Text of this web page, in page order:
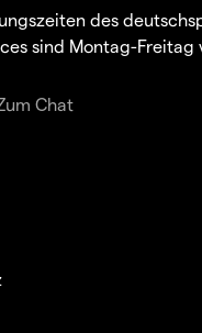
des
sind Montag-Freitag
Chat